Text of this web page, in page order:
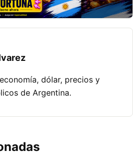
dólar, precios y
de Argentina.